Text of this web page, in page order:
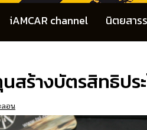
iAMCAR channel นิตยสาร
ร้างบัตรสิทธิปร
ลอน